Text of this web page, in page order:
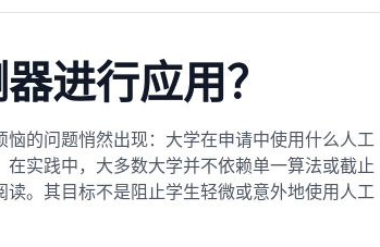
进行应用？
的问题悄然出现：大学在申请中使用什么人工
实践中，大多数大学并不依赖单一算法或截止
。其目标不是阻止学生轻微或意外地使用人工